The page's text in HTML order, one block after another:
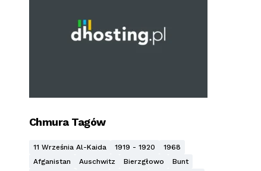
Chmura Tagów
11 Września Al-Kaida 1919 - 1920
1968
Afganistan
Auschwitz Bierzgłowo
Bunt